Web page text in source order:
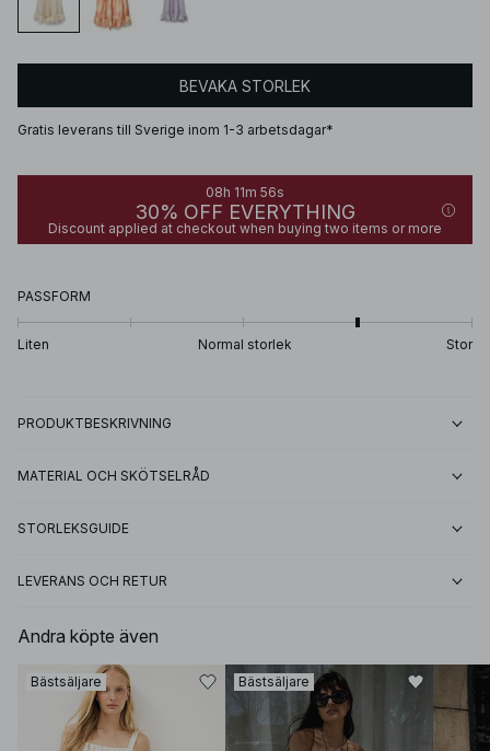
BEVAKA STORLEK
Gratis leverans till Sverige inom 1-3 arbetsdagar*
08h 11m 56s
30% OFF EVERYTHING
Discount applied at checkout when buying two items or more
PASSFORM
Liten Normal storlek Stor
PRODUKTBESKRIVNING
MATERIAL OCH SKÖTSELRÅD
STORLEKSGUIDE
LEVERANS OCH RETUR
Andra köpte även
Bästsäljare Bästsäljare